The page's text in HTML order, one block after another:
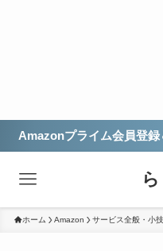
Amazonプライム会員登録
ホーム Amazon サービス全般・小技